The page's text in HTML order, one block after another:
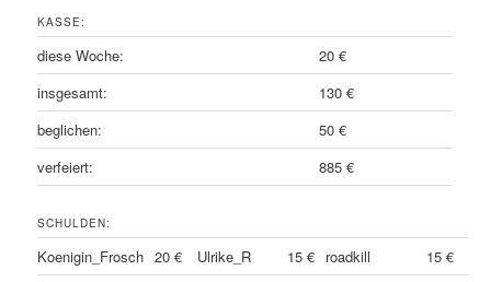
KASSE:
diese Woche:
20 €
insgesamt:
130 €
beglichen:
50 €
verfeiert:
885 €
SCHULDEN:
Koenigin_Frosch 20 € Ulrike_R 15 € roadkill
15 €